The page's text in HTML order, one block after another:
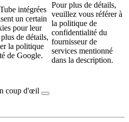
intégrées
un certain
pour leur
de détails,
la politique
de Google.
Pour plus de détails,
veuillez vous référer à
la politique de
confidentialité du
fournisseur de
services mentionné
dans la description.
coup d'œil